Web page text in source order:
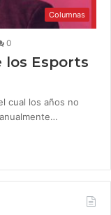
Columnas
0
los Esports
cual los años no